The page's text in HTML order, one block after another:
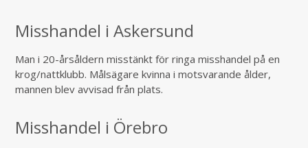
Misshandel i Askersund
Man i 20-årsåldern misstänkt för ringa misshandel på en
krog/nattklubb. Målsägare kvinna i motsvarande ålder,
mannen blev avvisad från plats.
Misshandel i Örebro